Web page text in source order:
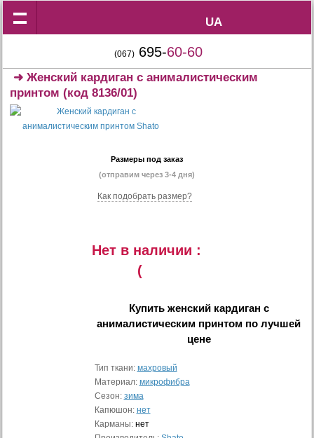
UA
UA
(067) 695-60-60
➜Женский кардиган с анималистическим
принтом (код 8136/01)
Размеры под заказ
(отправим через 3-4 дня)
Как подобрать размер?
Нет в наличии :
(
Купить женский кардиган с
анималистическим принтом по лучшей
цене
Тип ткани: махровый
Материал: микрофибра
Сезон: зима
Капюшон: нет
Карманы: нет